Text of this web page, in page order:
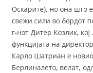
Оскарите), но она што
свежи сили во бордот
г-нот Дитер Козлик,
функцијата на
Карло Шатриан е
Берлиналето, велат,